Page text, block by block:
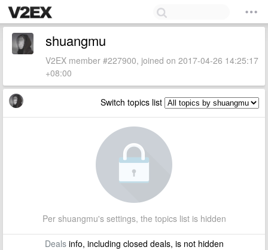
shuangmu
V2EX member #227900, joined on 2017-04-26 14:25:17
+08:00
Switch topics list
Per shuangmu's settings, the topics list is hidden
Dealsinfo, including closed deals, is not hidden